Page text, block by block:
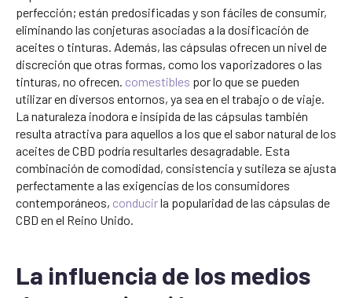
perfección; están predosificadas y son fáciles de consumir,
eliminando las conjeturas asociadas a la dosificación de
aceites o tinturas. Además, las cápsulas ofrecen un nivel de
discreción que otras formas, como los vaporizadores o las
tinturas, no ofrecen. comestibles por lo que se pueden
utilizar en diversos entornos, ya sea en el trabajo o de viaje.
La naturaleza inodora e insípida de las cápsulas también
resulta atractiva para aquellos a los que el sabor natural de los
aceites de CBD podría resultarles desagradable. Esta
combinación de comodidad, consistencia y sutileza se ajusta
perfectamente a las exigencias de los consumidores
contemporáneos, conducirla popularidad de las cápsulas de
CBD en el Reino Unido.
La influencia de los medios